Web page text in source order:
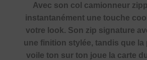
Avec son col camionneur
instantanément une touche
votre look. Son zip signature
une finition stylée, tandis que la
voile ton sur ton joue la carte